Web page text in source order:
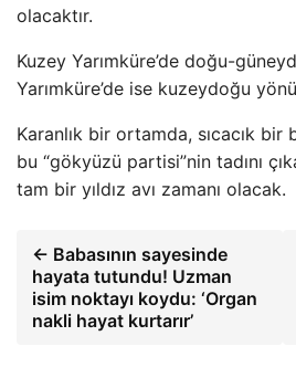
olacaktır.
Kuzey Yarımküre’de doğu-
Yarımküre’de ise kuzeydoğu
Karanlık bir ortamda, sıcacık bir
bu “gökyüzü partisi”nin tadını
tam bir yıldız avı zamanı olacak.
← Babasının sayesinde
hayata tutundu! Uzman
isim noktayı koydu: ‘Organ
nakli hayat kurtarır’